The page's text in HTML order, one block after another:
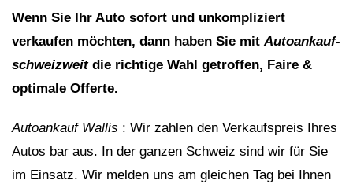
Wenn Sie Ihr Auto sofort und unkompliziert
verkaufen möchten, dann haben Sie mitAutoankauf-
schweizweitdie richtige Wahl getroffen, Faire &
optimale Offerte.
Autoankauf Wallis : Wir zahlen den Verkaufspreis Ihres
Autos bar aus. In der ganzen Schweiz sind wir für Sie
im Einsatz. Wir melden uns am gleichen Tag bei Ihnen